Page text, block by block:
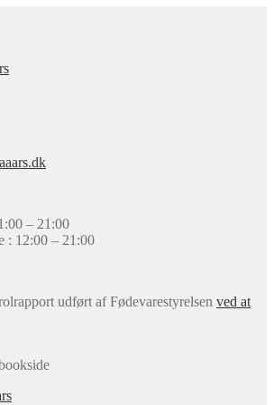
– 21:00
: 12:00 – 21:00
udført af Fødevarestyrelsen ved at